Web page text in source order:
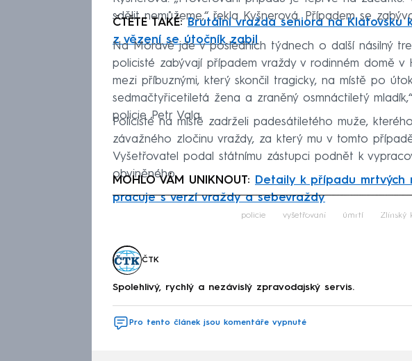
sdělit nemůžeme,“ řekla Kyšnerová. Případem se
ČTĚTE TAKÉ:Brutální vražda seniora na Klatovsku
z vězení se útočník zabil
Na Moravě jde v posledních týdnech o další násilný
policisté zabývají případem vraždy v rodinném domě v
mezi příbuznými, který skončil tragicky, na místě po
sedmačtyřicetiletá žena a zraněný osmnáctiletý
policie Petr Vala.
Policisté na místě zadrželi padesátiletého muže,
závažného zločinu vraždy, za který mu v tomto
Vyšetřovatel podal státnímu zástupci podnět k
obviněného.
MOHLO VÁM UNIKNOUT:
Detaily k případu mrtvých
pracuje s verzí vraždy a sebevraždy
Failed to fetch
policie vyšetřování úmrtí Zlínský
ČTK
Spolehlivý, rychlý a nezávislý zpravodajský servis.
Pro tento článek jsou komentáře vypnuté